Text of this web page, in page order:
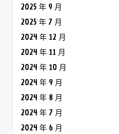
2025 年 9 月
2025 年 7 月
2024 年 12 月
2024 年 11 月
2024 年 10 月
2024 年 9 月
2024 年 8 月
2024 年 7 月
2024 年 6 月